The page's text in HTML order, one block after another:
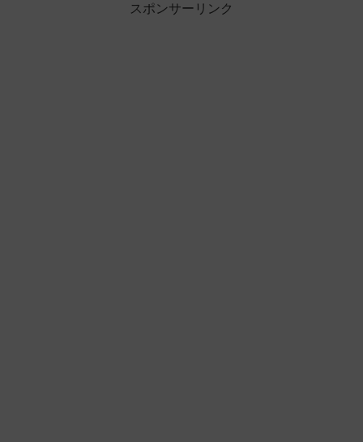
スポンサーリンク